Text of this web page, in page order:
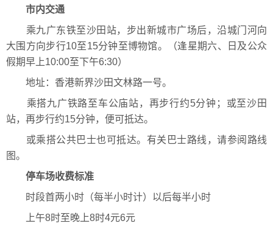
市内交通
乘九广东铁至沙田站，步出新城市广场后，沿城门河向
大围方向步行10至15分钟至博物馆。（逢星期六、日及公众
假期早上10:00至下午6:30）
地址：香港新界沙田文林路一号。
乘搭九广铁路至车公庙站，再步行约5分钟；或至沙田
站，再步行约15分钟，便可抵达。
或乘搭公共巴士也可抵达。有关巴士路线，请参阅路线
图。
停车场收费标准
时段首两小时（每半小时计）以后每半小时
上午8时至晚上8时4元6元